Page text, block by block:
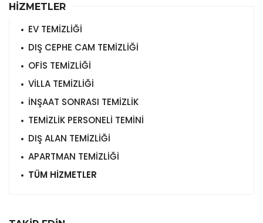
HİZMETLER
EV TEMİZLİĞİ
DIŞ CEPHE CAM TEMİZLİĞİ
OFİS TEMİZLİĞİ
VİLLA TEMİZLİĞİ
İNŞAAT SONRASI TEMİZLİK
TEMİZLİK PERSONELİ TEMİNİ
DIŞ ALAN TEMİZLİĞİ
APARTMAN TEMİZLİĞİ
TÜM HİZMETLER